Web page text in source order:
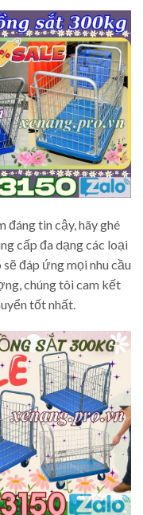
đáng tin cậy, hãy ghé
cấp đa dạng các loại
đáp ứng mọi nhu cầu
chúng tôi cam kết
tốt nhất.